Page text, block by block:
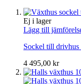
Ej i lager
Lägg till
Sockel till
4 495,00 kr